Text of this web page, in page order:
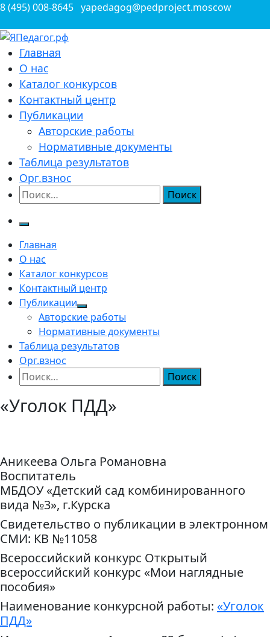
Перейти
содержимому
8 (495) 008-8645 yapedagog@pedproject.moscow
ЯПедагог.рф
Всероссийские конкурсы для педагогов
Главная
О нас
Каталог конкурсов
Контактный центр
Публикации
Авторские работы
Нормативные документы
Таблица результатов
Орг.взнос
Найти:
Главная
О нас
Каталог конкурсов
Контактный центр
Публикации
Авторские работы
Нормативные документы
Таблица результатов
Орг.взнос
Найти:
«Уголок ПДД»
Аникеева Ольга Романовна
Воспитатель
МБДОУ «Детский сад комбинированного
вида №3», г.Курска
Свидетельство о публикации в электронном
СМИ: КВ №11058
Всероссийский конкурс Открытый
всероссийский конкурс «Мои наглядные
пособия»
Наименование конкурсной работы: «Уголок
ПДД»